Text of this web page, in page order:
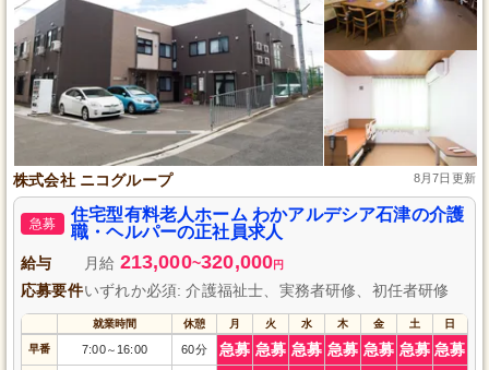
株式会社 ニコグループ 8月7日更新
急募
住宅型有料老人ホーム わかアルデシア石津の介護
職・ヘルパーの正社員求人
給与 月給 213,000~320,000円
応募要件いずれか必須: 介護福祉士、実務者研修、初任者研修
就業時間 休憩 月 火 水 木 金 土 日
早番 7:00～ 16:00 60分 急募 急募 急募 急募 急募 急募 急募